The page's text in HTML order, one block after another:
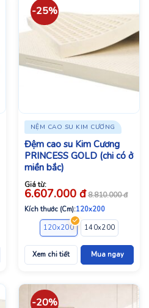
160x200 180x200
-25%
NỆM CAO SU KIM CƯƠNG
Đệm cao su Kim Cương
PRINCESS GOLD (chi có ở
miền bắc)
Giá từ:
6.607.000 đ 8.810.000đ
Kích thước (Cm):120x200
120x200
140x200
Xem chi tiết Mua ngay
-20%